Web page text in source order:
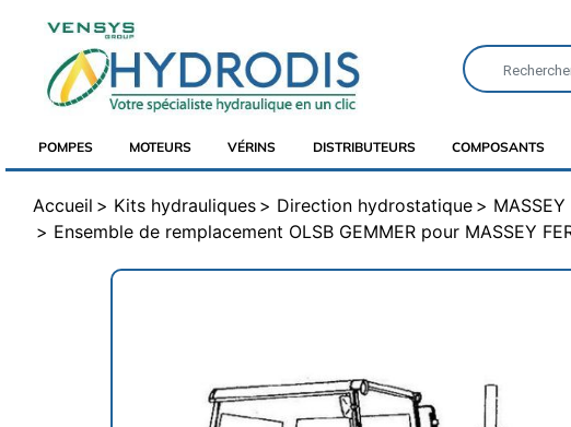
POMPES MOTEURS VÉRINS DISTRIBUTEURS COMPOSANTS
Accueil Kits hydrauliques Direction hydrostatique
MASSEY
Ensemble de remplacement OLSB GEMMER pour MASSEY